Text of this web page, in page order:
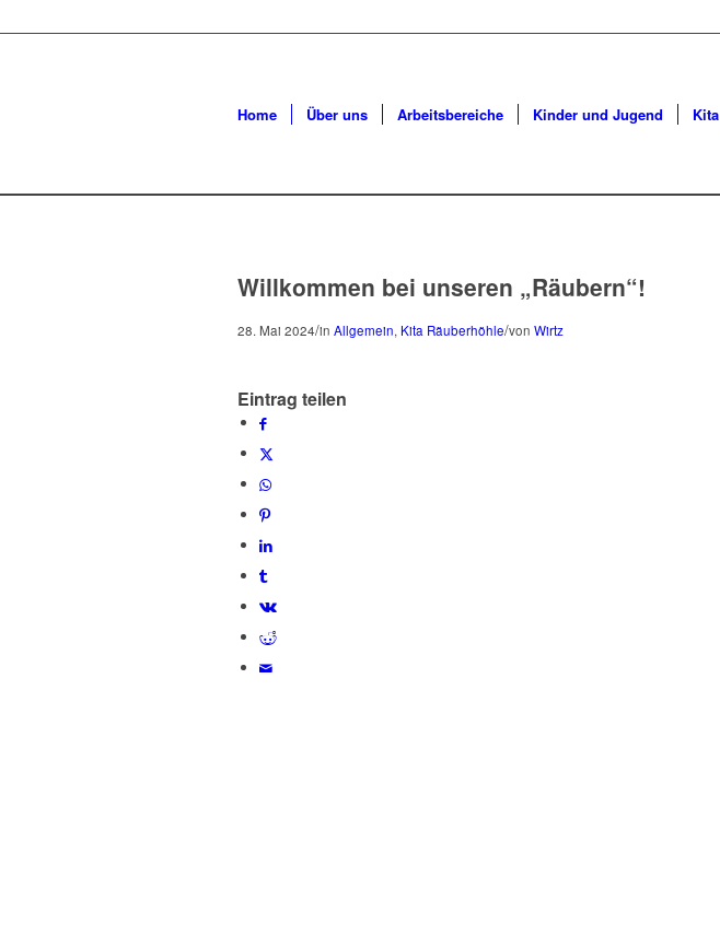
Home Über uns Arbeitsbereiche Kinder und Jugend Kita
Willkommen bei unseren „Räubern“!
28. Mai 2024/in Allgemein, Kita Räuberhöhle/von Wirtz
Eintrag teilen